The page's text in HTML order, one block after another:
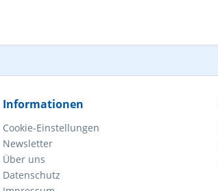
Informationen
Cookie-Einstellungen
Newsletter
Über uns
Datenschutz